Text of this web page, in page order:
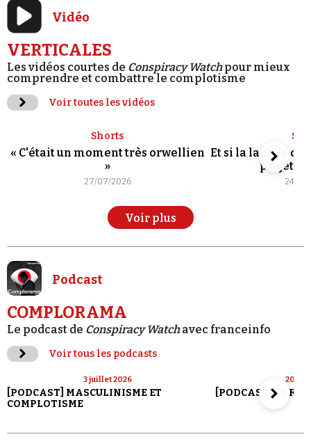
Vidéo
VERTICALES
Les vidéos courtes de Conspiracy Watchpour mieux
comprendre et combattre le complotisme
Voir toutes les vidéos
Shorts
« C'était un moment très orwellien
»
27/07/2026
Et si la langue de
projet
24/
Voir plus
Podcast
COMPLORAMA
Le podcast de Conspiracy Watchavec franceinfo
Voir tous les podcasts
3 juillet 2026
[PODCAST] MASCULINISME ET
COMPLOTISME
20
[PODCAST] LE